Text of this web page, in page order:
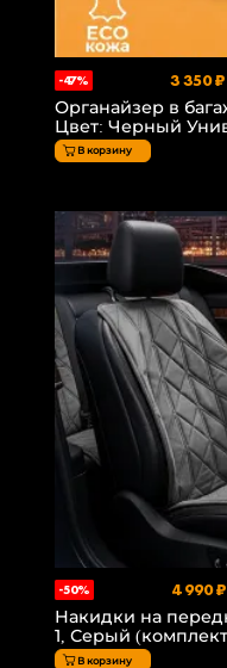
-47% 3 350 ₽
Органайзер в
Цвет: Черный
В корзину
-50% 4 990 ₽
Накидки на
1, Серый
В корзину